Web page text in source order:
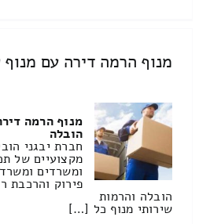
מנוף הרמה דירה עם מנוף
מנוף הרמה
הובלה
חברת יבגני
מקצועיים של
ומשרדים
פירוק והרכבת
הובלה והרמות
שירותי מנוף כל […]